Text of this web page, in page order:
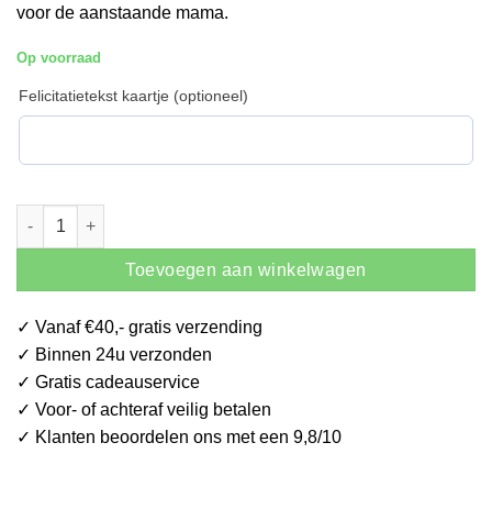
voor de aanstaande mama.
Op voorraad
Felicitatietekst kaartje (optioneel)
Babyshower | Een dag speciaal voor de mama aantal
Toevoegen aan winkelwagen
✓ Vanaf €40,- gratis verzending
✓ Binnen 24u verzonden
✓ Gratis cadeauservice
✓ Voor- of achterafveilig betalen
✓ Klanten beoordelen ons met een 9,8/10